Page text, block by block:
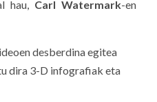
hau, Carl Watermark-en
desberdina egitea
dira 3-D infografiak eta